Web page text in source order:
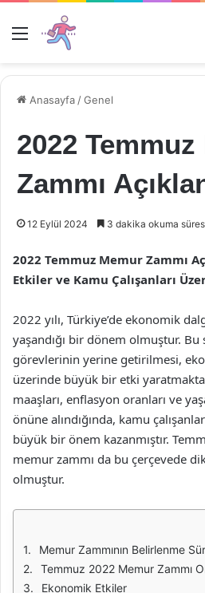
Menü
Anasayfa /Genel
2022
Zammı
12 Eylül 2024 3 dakika okuma
2022 Temmuz Memur Zammı
Etkiler ve Kamu Çalışanları
2022 yılı, Türkiye’de ekonomik
yaşandığı bir dönem olmuştur. Bu
görevlerinin yerine getirilmesi,
üzerinde büyük bir etki
maaşları, enflasyon oranları ve
önüne alındığında, kamu
büyük bir önem kazanmıştır.
memur zammı da bu çerçevede
olmuştur.
Memur Zammının Belirlenme
Temmuz 2022 Memur Zammı
Ekonomik Etkiler